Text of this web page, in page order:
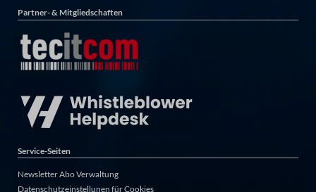
Partner- & Mitgliedschaften
Service-Seiten
Newsletter Abo Verwaltung
Datenschutzeinstellunen für Cookies